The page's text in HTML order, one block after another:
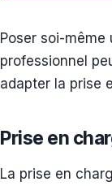
Poser soi-
professionnel
adapter la prise
Prise en
La prise en